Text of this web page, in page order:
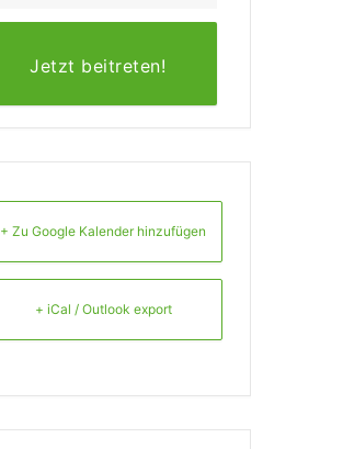
Jetzt beitreten!
+ Zu Google Kalender hinzufügen
+ iCal / Outlook export